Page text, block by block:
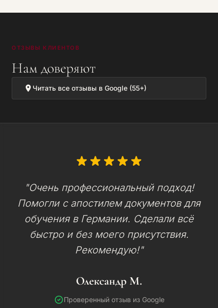
ОТЗЫВЫ КЛИЕНТОВ
Нам доверяют
Читать все отзывы в Google (55+)
"Очень профессиональный подход!
Помогли с апостилем документов для
обучения в Германии. Сделали всё
быстро и без моего присутствия.
Рекомендую!"
Олександр М.
Проверенный отзыв из Google